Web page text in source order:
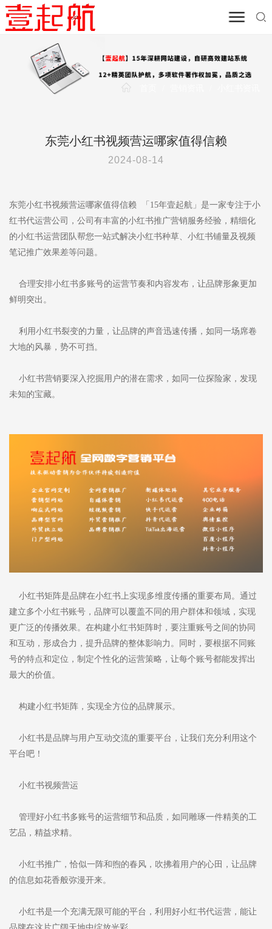
东莞小红书视频营运哪家值得信赖
2024-08-14
东莞小红书视频营运哪家值得信赖 「15年壹起航」是一家专注于小
红书代运营公司，公司有丰富的小红书推广营销服务经验，精细化
的小红书运营团队帮您一站式解决小红书种草、小红书铺量及视频
笔记推广效果差等问题。
合理安排小红书多账号的运营节奏和内容发布，让品牌形象更加
鲜明突出。
利用小红书裂变的力量，让品牌的声音迅速传播，如同一场席卷
大地的风暴，势不可挡。
小红书营销要深入挖掘用户的潜在需求，如同一位探险家，发现
未知的宝藏。
小红书矩阵是品牌在小红书上实现多维度传播的重要布局。通过
建立多个小红书账号，品牌可以覆盖不同的用户群体和领域，实现
更广泛的传播效果。在构建小红书矩阵时，要注重账号之间的协同
和互动，形成合力，提升品牌的整体影响力。同时，要根据不同账
号的特点和定位，制定个性化的运营策略，让每个账号都能发挥出
最大的价值。
构建小红书矩阵，实现全方位的品牌展示。
小红书是品牌与用户互动交流的重要平台，让我们充分利用这个
平台吧！
小红书视频营运
管理好小红书多账号的运营细节和品质，如同雕琢一件精美的工
艺品，精益求精。
小红书推广，恰似一阵和煦的春风，吹拂着用户的心田，让品牌
的信息如花香般弥漫开来。
小红书是一个充满无限可能的平台，利用好小红书代运营，能让